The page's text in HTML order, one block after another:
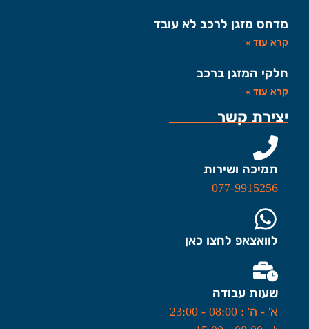
מדחס מזגן לרכב לא עובד
קרא עוד »
חלקי המזגן ברכב
קרא עוד »
יצירת קשר
תמיכה ושירות
077-9915256
לוואצאפ לחצו כאן
שעות עבודה
א' - ה' : 08:00 - 23:00